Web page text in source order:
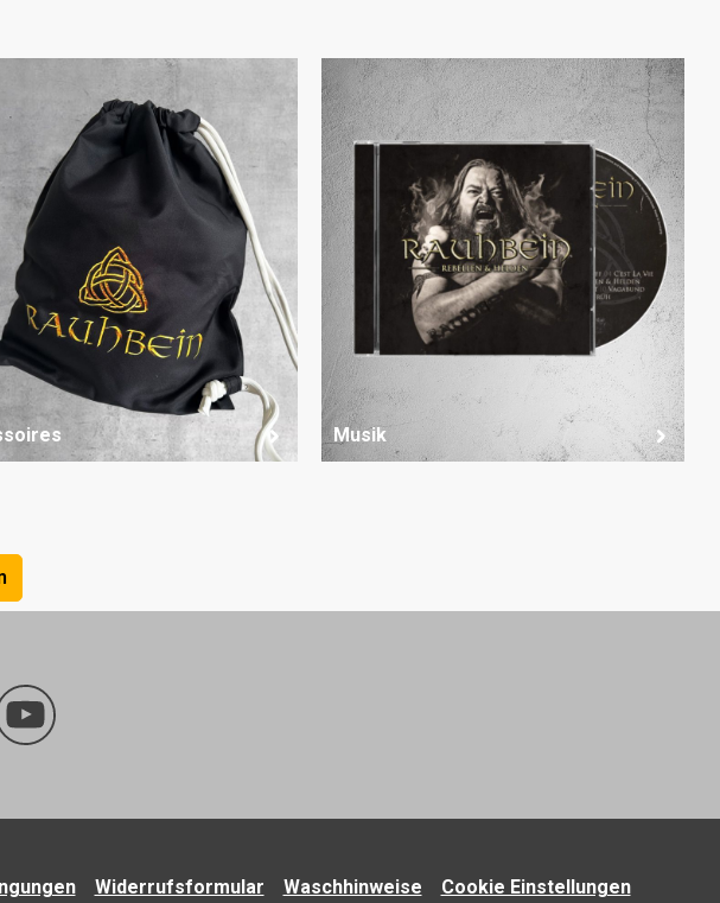
Musik
Widerrufsformular Waschhinweise Cookie Einstellungen